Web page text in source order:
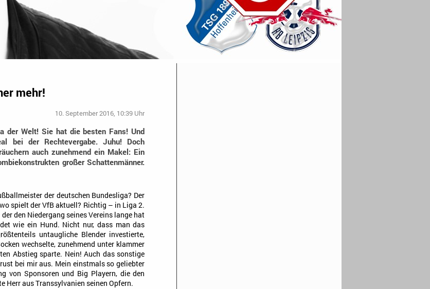
mehr!
10. September 2016, 10:39 Uhr
der Welt! Sie hat die besten Fans! Und
bei der Rechtevergabe. Juhu! Doch
auch zunehmend ein Makel: Ein
großer Schattenmänner.
der deutschen Bundesliga? Der
spielt der VfB aktuell? Richtig – in Liga 2.
den Niedergang seines Vereins lange hat
wie ein Hund. Nicht nur, dass man das
untaugliche Blender investierte,
wechselte, zunehmend unter klammer
Abstieg sparte. Nein! Auch das sonstige
bei mir aus. Mein einstmals so geliebter
von Sponsoren und Big Playern, die den
Herr aus Transsylvanien seinen Opfern.